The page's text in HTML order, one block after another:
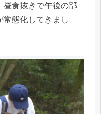
昼食抜きで午後の部
常態化してきまし